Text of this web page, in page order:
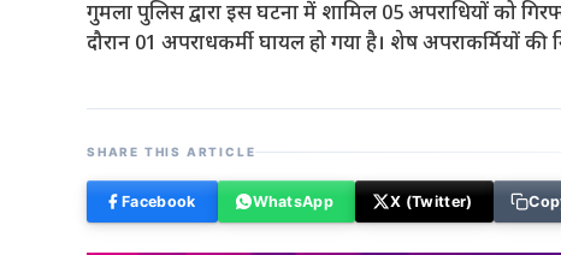
गुमला पुलिस द्वारा इस घटना में शामिल 05 अपराधियों को
दौरान 01 अपराधकर्मी घायल हो गया है। शेष अपराकर्मियों की
SHARE THIS ARTICLE
Facebook WhatsApp X (Twitter)